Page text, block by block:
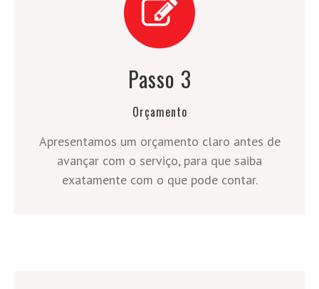
Passo 3
Orçamento
Apresentamos um orçamento claro antes de
avançar com o serviço, para que saiba
exatamente com o que pode contar.